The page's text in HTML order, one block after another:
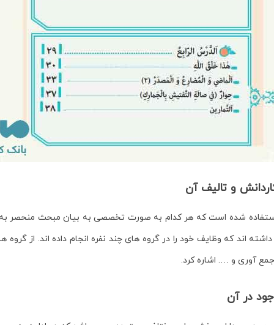
و تالیف آن
قرآن (1) از منابع مختلفی استفاده شده است که هر کدام به صورت تخصصی به بیان
جمع آوری و …. اشاره کرد.
در آن